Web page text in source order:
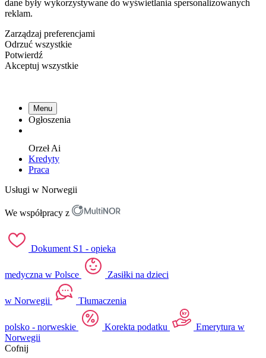
dane były wykorzystywane do wyświetlania spersonalizowanych
reklam.
Zarządzaj preferencjami
Odrzuć wszystkie
Potwierdź
Akceptuj wszystkie
Menu
Ogłoszenia
OrzełAi
Kredyty
Praca
Usługi w Norwegii
We współpracy z
Dokument S1 - opieka
medyczna w Polsce Zasiłki na dzieci
w Norwegii Tłumaczenia
polsko - norweskie Korekta podatku
Emerytura w
Norwegii
Cofnij